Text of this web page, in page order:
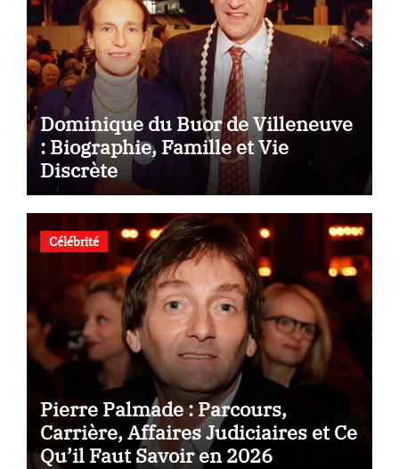
Dominique du Buor de Villeneuve
: Biographie, Famille et Vie
Discrète
Célébrité
Pierre Palmade : Parcours,
Carrière, Affaires Judiciaires et Ce
Qu’il Faut Savoir en 2026